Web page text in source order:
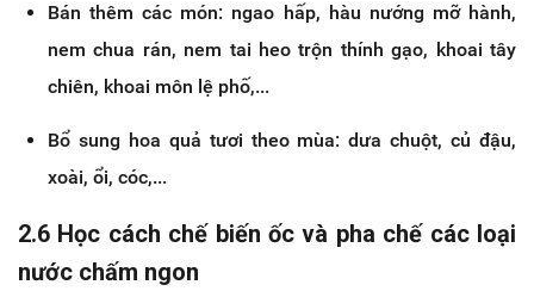
Bán thêm các món: ngao hấp, hàu nướng mỡ hành,
nem chua rán, nem tai heo trộn thính gạo, khoai tây
chiên, khoai môn lệ phố,...
Bổ sung hoa quả tươi theo mùa: dưa chuột, củ đậu,
xoài, ổi, cóc,...
2.6 Học cách chế biến ốc và pha chế các loại
nước chấm ngon